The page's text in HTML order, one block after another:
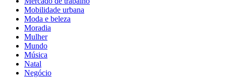
Mobilidade urbana
Moda e beleza
Moradia
Mulher
Mundo
Música
Natal
Negócio